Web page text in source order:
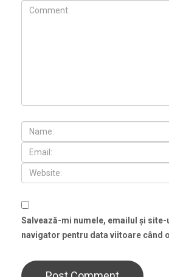
Salvează-mi numele, emailul și site-
navigator pentru data viitoare când